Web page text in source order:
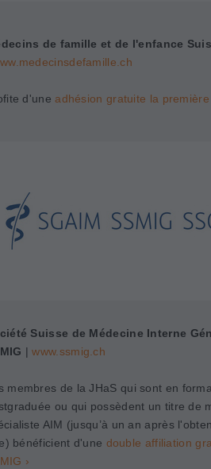
de famille et de l'enfance
d'une adhésion gratuite la première
Suisse de Médecine Interne
|www.ssmig.ch
membres de la JHaS qui sont en
ou qui possèdent un titre de
AIM (jusqu’à un an après
bénéficient d'une double affiliation
›